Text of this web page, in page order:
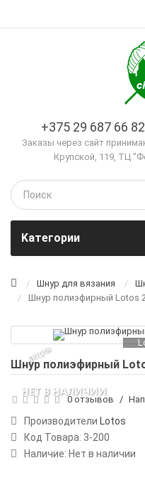
+375 29 687 66 82
Заказы через сайт
Крупской, 119, ТЦ
Kатегории
Шнур для вязания
Шнур полиэфирный Lotos
АКЦИЯ
НЕТ В НАЛИЧИИ
Шнур полиэфирный
0 отзывов /
Производители Lotos
Код Товара: 3-200
Наличие: Нет в наличии